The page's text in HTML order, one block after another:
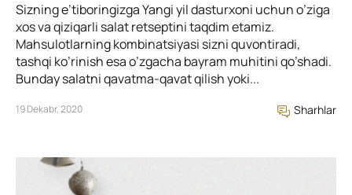
Sizning e’tiboringizga Yangi yil dasturxoni uchun o’ziga
xos va qiziqarli salat retseptini taqdim etamiz.
Mahsulotlarning kombinatsiyasi sizni quvontiradi,
tashqi ko’rinish esa o’zgacha bayram muhitini qo’shadi.
Bunday salatni qavatma-qavat qilish yoki...
19 Dekabr, 2020 Sharhlar